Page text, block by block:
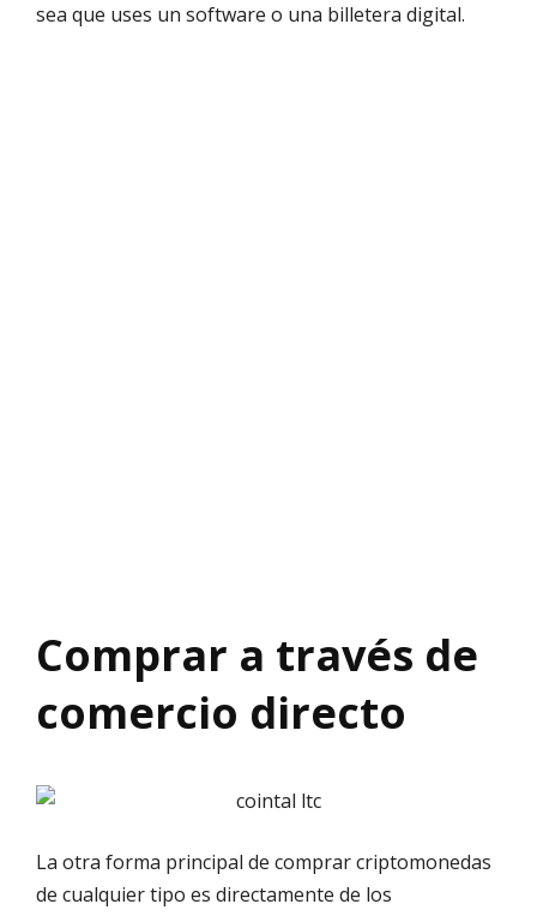
sea que uses un software o una billetera digital.
Comprar a través de
comercio directo
La otra forma principal de comprar criptomonedas
de cualquier tipo es directamente de los